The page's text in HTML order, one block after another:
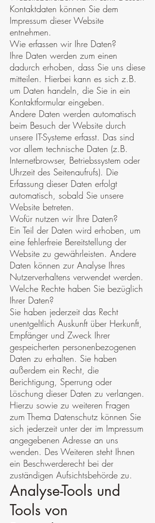
Kontaktdaten können Sie dem
Impressum dieser Website
entnehmen.
Wie erfassen wir Ihre Daten?
Ihre Daten werden zum einen
dadurch erhoben, dass Sie uns diese
mitteilen. Hierbei kann es sich z.B.
um Daten handeln, die Sie in ein
Kontaktformular eingeben.
Andere Daten werden automatisch
beim Besuch der Website durch
unsere IT-Systeme erfasst. Das sind
vor allem technische Daten (z.B.
Internetbrowser, Betriebssystem oder
Uhrzeit des Seitenaufrufs). Die
Erfassung dieser Daten erfolgt
automatisch, sobald Sie unsere
Website betreten.
Wofür nutzen wir Ihre Daten?
Ein Teil der Daten wird erhoben, um
eine fehlerfreie Bereitstellung der
Website zu gewährleisten. Andere
Daten können zur Analyse Ihres
Nutzerverhaltens verwendet werden.
Welche Rechte haben Sie bezüglich
Ihrer Daten?
Sie haben jederzeit das Recht
unentgeltlich Auskunft über Herkunft,
Empfänger und Zweck Ihrer
gespeicherten personenbezogenen
Daten zu erhalten. Sie haben
außerdem ein Recht, die
Berichtigung, Sperrung oder
Löschung dieser Daten zu verlangen.
Hierzu sowie zu weiteren Fragen
zum Thema Datenschutz können Sie
sich jederzeit unter der im Impressum
angegebenen Adresse an uns
wenden. Des Weiteren steht Ihnen
ein Beschwerderecht bei der
zuständigen Aufsichtsbehörde zu.
Analyse-Tools und
Tools von